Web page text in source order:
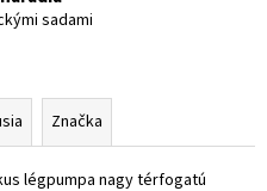
sadami
Značka
légpumpa nagy térfogatú